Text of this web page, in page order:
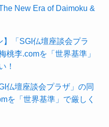
New Era of Daimoku &
】「SGI仏壇座談会プラ
桃李.comを「世界基準」
！
仏壇座談会プラザ」の同
を「世界基準」で厳しく